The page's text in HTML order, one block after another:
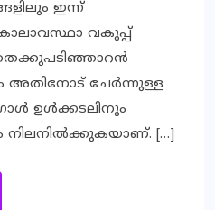
ഇന്ന്
വകുപ്പ്
അതിനോട് ചേര്‍ന്നുള്ള
ഉള്‍ക്കടലിനും
നിലനില്‍ക്കുകയാണ്. […]